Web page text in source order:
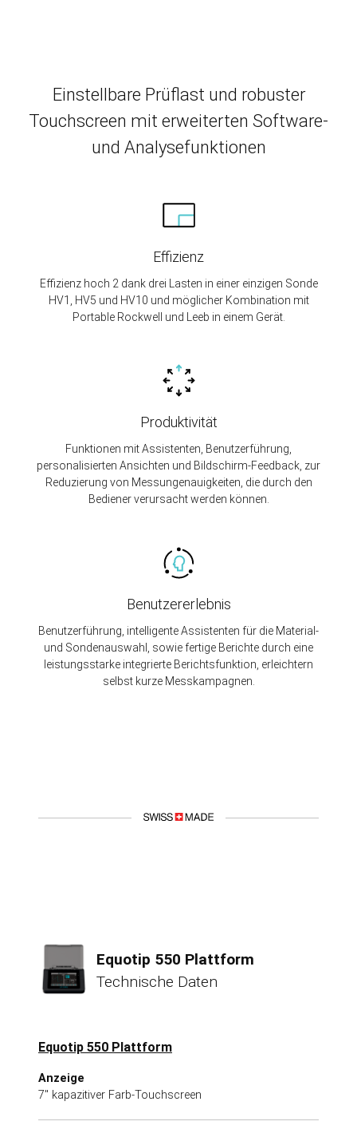
Einstellbare Prüflast und robuster
Touchscreen mit erweiterten Software-
und Analysefunktionen
Effizienz
Effizienz hoch 2 dank drei Lasten in einer einzigen Sonde
HV1, HV5 und HV10 und möglicher Kombination mit
Portable Rockwell und Leeb in einem Gerät.
Produktivität
Funktionen mit Assistenten, Benutzerführung,
personalisierten Ansichten und Bildschirm-Feedback, zur
Reduzierung von Messungenauigkeiten, die durch den
Bediener verursacht werden können.
Benutzererlebnis
Benutzerführung, intelligente Assistenten für die Material-
und Sondenauswahl, sowie fertige Berichte durch eine
leistungsstarke integrierte Berichtsfunktion, erleichtern
selbst kurze Messkampagnen.
Equotip 550 Plattform
Technische Daten
Equotip 550 Plattform
Anzeige
7" kapazitiver Farb-Touchscreen